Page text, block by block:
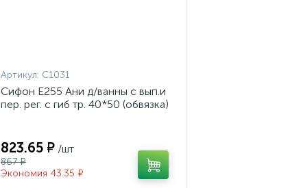
Артикул: С1031
Сифон Е255 Ани д/ванны с вып.и
пер. рег. с гиб тр. 40*50 (обвязка)
823.65 ₽ /шт
867 ₽
Экономия 43.35 ₽